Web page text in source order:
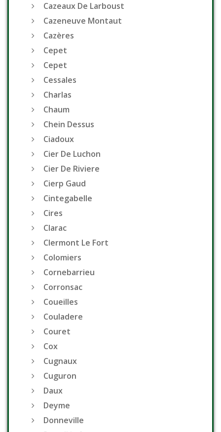
Cazeaux De Larboust
Cazeneuve Montaut
Cazères
Cepet
Cepet
Cessales
Charlas
Chaum
Chein Dessus
Ciadoux
Cier De Luchon
Cier De Riviere
Cierp Gaud
Cintegabelle
Cires
Clarac
Clermont Le Fort
Colomiers
Cornebarrieu
Corronsac
Coueilles
Couladere
Couret
Cox
Cugnaux
Cuguron
Daux
Deyme
Donneville